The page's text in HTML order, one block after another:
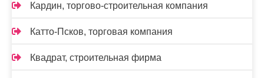
Кардин, торгово-строительная компания
Катто-Псков, торговая компания
Квадрат, строительная фирма